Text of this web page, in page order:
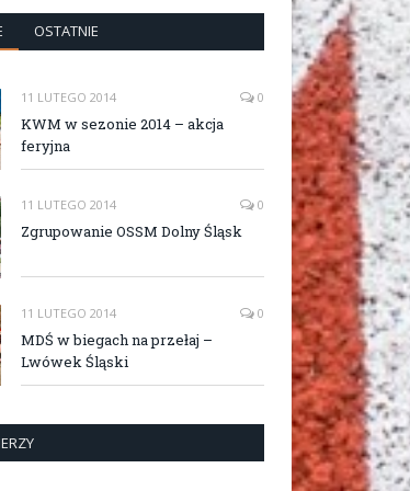
OSTATNIE
11 LUTEGO 2014 0
KWM w sezonie 2014 – akcja
feryjna
11 LUTEGO 2014 0
Zgrupowanie OSSM Dolny Śląsk
11 LUTEGO 2014 0
MDŚ w biegach na przełaj –
Lwówek Śląski